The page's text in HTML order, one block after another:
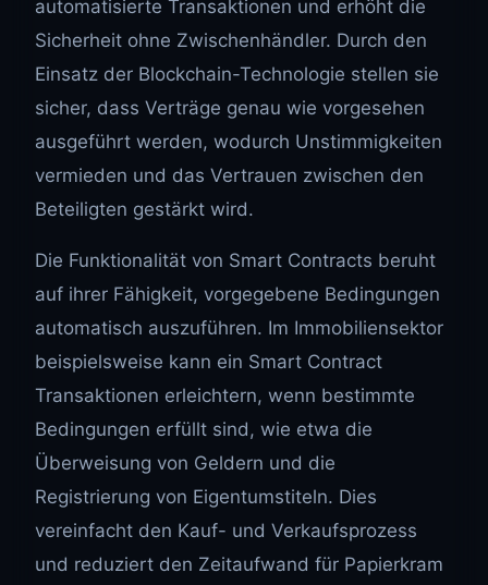
automatisierte Transaktionen und erhöht die
Sicherheit ohne Zwischenhändler. Durch den
Einsatz der Blockchain-Technologie stellen sie
sicher, dass Verträge genau wie vorgesehen
ausgeführt werden, wodurch Unstimmigkeiten
vermieden und das Vertrauen zwischen den
Beteiligten gestärkt wird.
Die Funktionalität von Smart Contracts beruht
auf ihrer Fähigkeit, vorgegebene Bedingungen
automatisch auszuführen. Im Immobiliensektor
beispielsweise kann ein Smart Contract
Transaktionen erleichtern, wenn bestimmte
Bedingungen erfüllt sind, wie etwa die
Überweisung von Geldern und die
Registrierung von Eigentumstiteln. Dies
vereinfacht den Kauf- und Verkaufsprozess
und reduziert den Zeitaufwand für Papierkram